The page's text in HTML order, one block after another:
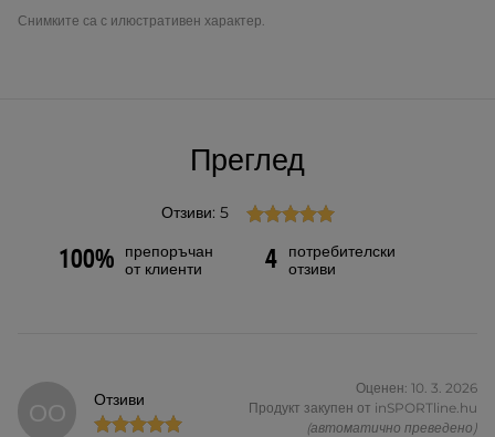
Снимките са с илюстративен характер.
Преглед
Отзиви: 5
100%
препоръчан
от клиенти
4
потребителски
отзиви
ОО Отзиви
Оценен: 10. 3. 2026
Продукт закупен от inSPORTline.hu
(автоматично преведено)